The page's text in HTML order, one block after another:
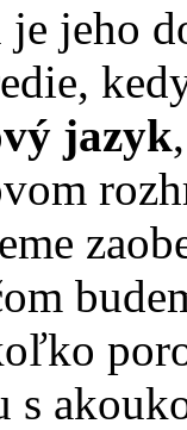
je jeho
jazyk
s